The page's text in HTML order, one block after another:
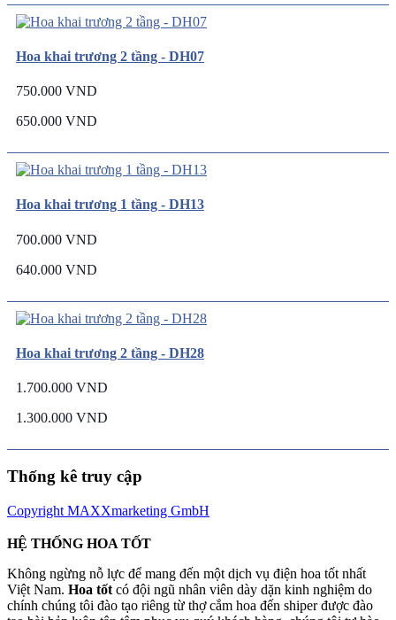
Hoa khai trương 2 tầng - DH07
750.000 VND
650.000 VND
Hoa khai trương 1 tầng - DH13
700.000 VND
640.000 VND
Hoa khai trương 2 tầng - DH28
1.700.000 VND
1.300.000 VND
Thống kê truy cập
Copyright MAXXmarketing GmbH
HỆ THỐNG HOA TỐT
Không ngừng nỗ lực để mang đến một dịch vụ điện hoa tốt nhất
Việt Nam. Hoa tốt có đội ngũ nhân viên dày dặn kinh nghiệm do
chính chúng tôi đào tạo riêng từ thợ cắm hoa đến shiper được đào